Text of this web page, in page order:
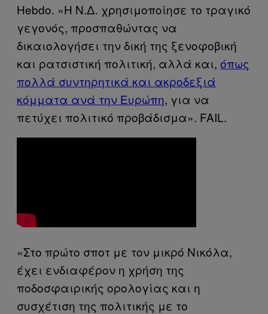
Hebdo. «Η Ν.Δ. χρησιμοποίησε το τραγικό
γεγονός, προσπαθώντας να
δικαιολογήσει την δική της ξενοφοβική
και ρατσιστική πολιτική, αλλά και, όπως
πολλά συντηρητικά και ακροδεξιά
κόμματα ανά την Ευρώπη, για να
πετύχει πολιτικό προβάδισμα». FAIL.
«Στο πρώτο σποτ με τον μικρό Νικόλα,
έχει ενδιαφέρον η χρήση της
ποδοσφαιρικής ορολογίας και η
συσχέτιση της πολιτικής με το